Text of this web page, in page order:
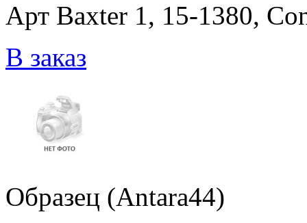
Арт Baxter 1, 15-1380,
В заказ
Образец (Antara44)